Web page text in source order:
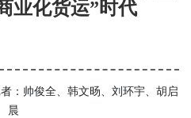
业化货运”时代
：帅俊全、韩文旸、刘环宇、胡启
晨